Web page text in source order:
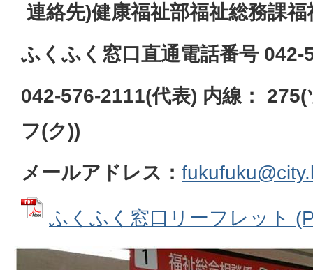
連絡先)健康福祉部福祉総務課
ふくふく窓口直通電話番号 042-
042-576-2111(代表) 内線： 275(
フ(ク))
メールアドレス：
ふくふく窓口リーフレット